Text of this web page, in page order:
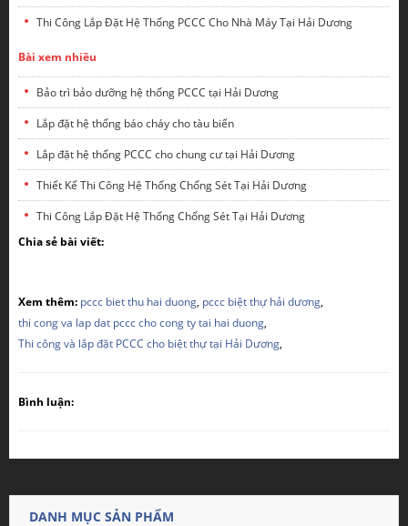
Thi Công Lắp Đặt Hệ Thống PCCC Cho Nhà Máy Tại Hải Dương
Bài xem nhiều
Bảo trì bảo dưỡng hệ thống PCCC tại Hải Dương
Lắp đặt hệ thống báo cháy cho tàu biển
Lắp đặt hệ thống PCCC cho chung cư tại Hải Dương
Thiết Kế Thi Công Hệ Thống Chống Sét Tại Hải Dương
Thi Công Lắp Đặt Hệ Thống Chống Sét Tại Hải Dương
Chia sẻ bài viết:
Xem thêm: pccc biet thu hai duong, pccc biệt thự hải dương,
thi cong va lap dat pccc cho cong ty tai hai duong,
Thi công và lắp đặt PCCC cho biệt thự tại Hải Dương,
Bình luận:
DANH MỤC SẢN PHẨM